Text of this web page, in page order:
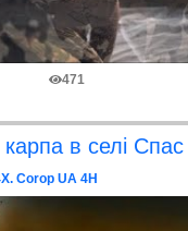
471
в селі Спас
Corop UA 4H